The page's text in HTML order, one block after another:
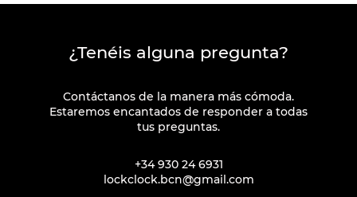
¿Tenéis alguna pregunta?
Contáctanos de la manera más cómoda.
Estaremos encantados de responder a todas
tus preguntas.
+34 930 24 6931
lockclock.bcn@gmail.com